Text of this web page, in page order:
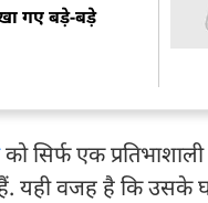
गए बड़े-बड़े
को सिर्फ एक
यही वजह है कि उसके